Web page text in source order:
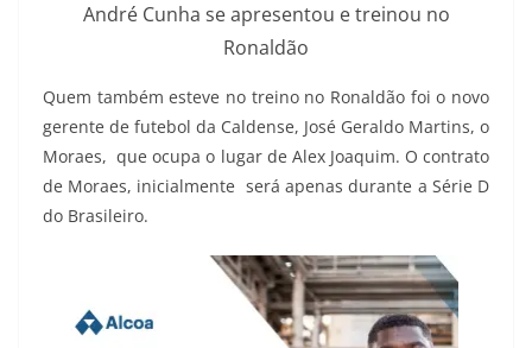
André Cunha se apresentou e treinou no
Ronaldão
Quem também esteve no treino no Ronaldão foi o novo
gerente de futebol da Caldense, José Geraldo Martins, o
Moraes, que ocupa o lugar de Alex Joaquim. O contrato
de Moraes, inicialmente será apenas durante a Série D
do Brasileiro.